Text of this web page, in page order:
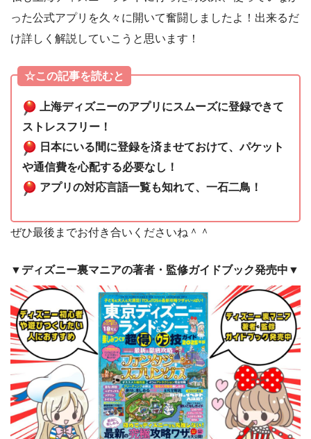
った公式アプリを久々に開いて奮闘しましたよ！出来るだ
け詳しく解説していこうと思います！
☆この記事を読むと
上海ディズニーのアプリにスムーズに登録できて
ストレスフリー！
日本にいる間に登録を済ませておけて、パケット
や通信費を心配する必要なし！
アプリの対応言語一覧も知れて、一石二鳥！
ぜひ最後までお付き合いくださいね＾＾
▼ディズニー裏マニアの著者・監修ガイドブック発売中▼